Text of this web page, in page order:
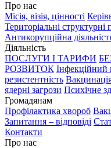
Про нас
Місія, візія, цінності
Територіальні структурні
Антикорупційна
Діяльність
ПОСЛУГИ І ТАРИФИ
РОЗВИТОК Інфекційний
резистентність
ядерні загрози Психічне
Громадянам
Профілактика хвороб
Запитання – відповіді
Контакти
Про нас